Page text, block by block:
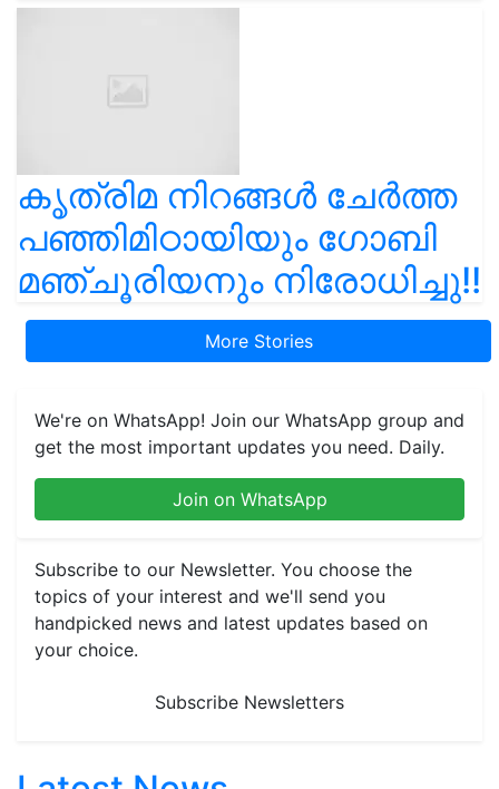
കൃത്രിമ നിറങ്ങൾ ചേർത്ത
പഞ്ഞിമിഠായിയും ഗോബി
മഞ്ചൂരിയനും നിരോധിച്ചു!!
More Stories
We're on WhatsApp! Join our WhatsApp group and
get the most important updates you need. Daily.
Join on WhatsApp
Subscribe to our Newsletter. You choose the
topics of your interest and we'll send you
handpicked news and latest updates based on
your choice.
Subscribe Newsletters